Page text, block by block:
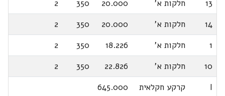
13
חלקות א' 20.000
350
2
14
חלקות א' 20.000
350
2
1
חלקות א' 18.226
350
2
10
חלקות א' 22.826
350
2
I
קרקע חקלאית
645.000